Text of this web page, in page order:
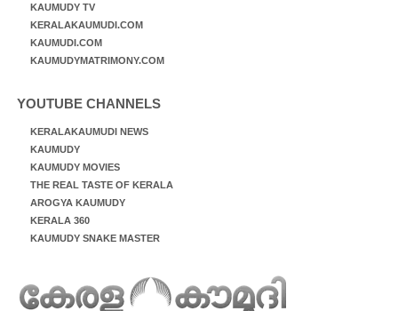
KAUMUDY TV
KERALAKAUMUDI.COM
KAUMUDI.COM
KAUMUDYMATRIMONY.COM
YOUTUBE CHANNELS
KERALAKAUMUDI NEWS
KAUMUDY
KAUMUDY MOVIES
THE REAL TASTE OF KERALA
AROGYA KAUMUDY
KERALA 360
KAUMUDY SNAKE MASTER